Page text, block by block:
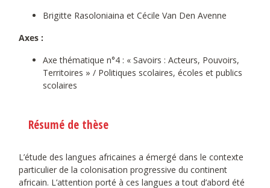
Brigitte Rasoloniaina et Cécile Van Den Avenne
Axes :
Axe thématique n°4 : « Savoirs : Acteurs, Pouvoirs,
Territoires » / Politiques scolaires, écoles et publics
scolaires
Résumé de thèse
L’étude des langues africaines a émergé dans le contexte
particulier de la colonisation progressive du continent
africain. L’attention porté à ces langues a tout d’abord été